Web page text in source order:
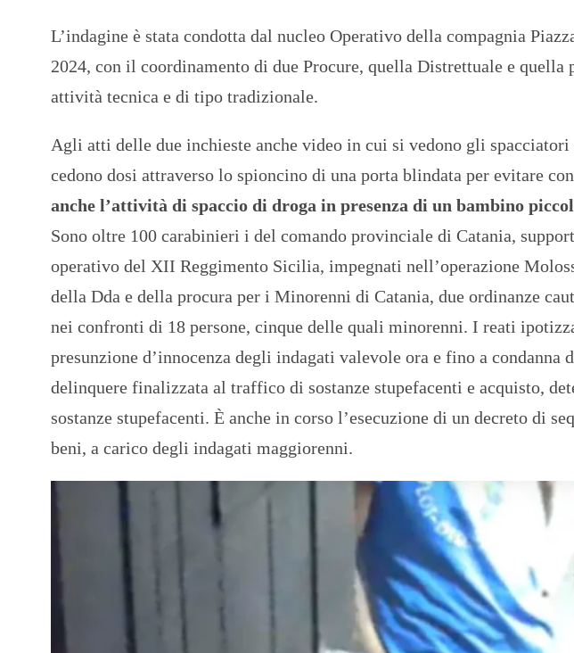
L’indagine è stata condotta dal nucleo Operativo della compagnia
2024, con il coordinamento di due Procure, quella Distrettuale e
attività tecnica e di tipo tradizionale.
Agli atti delle due inchieste anche video in cui si vedono gli
cedono dosi attraverso lo spioncino di una porta blindata per evitare
anche l’attività di spaccio di droga in presenza di un bambino
Sono oltre 100 carabinieri i del comando provinciale di Catania,
operativo del XII Reggimento Sicilia, impegnati nell’operazione
della Dda e della procura per i Minorenni di Catania, due ordinanze
nei confronti di 18 persone, cinque delle quali minorenni. I reati
presunzione d’innocenza degli indagati valevole ora e fino a condanna
delinquere finalizzata al traffico di sostanze stupefacenti e acquisto,
sostanze stupefacenti. È anche in corso l’esecuzione di un decreto di
beni, a carico degli indagati maggiorenni.